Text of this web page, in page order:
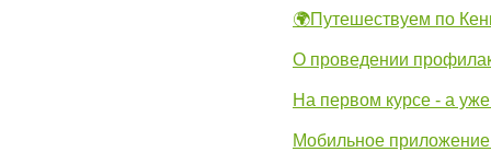
🌍Путешествуем по
О проведении
На первом курсе - а
Мобильное